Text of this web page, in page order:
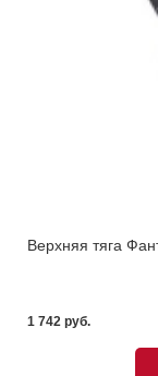
Верхняя тяга
1 742 pуб.